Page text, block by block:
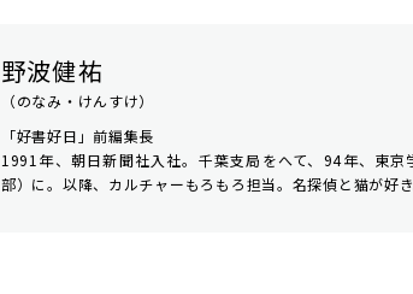
野波健祐
（のなみ・けんすけ）
「好書好日」前編集長
1991年、朝日新聞社入社。千葉支局をへて、94年、東京
部）に。以降、カルチャーもろもろ担当。名探偵と猫が好き